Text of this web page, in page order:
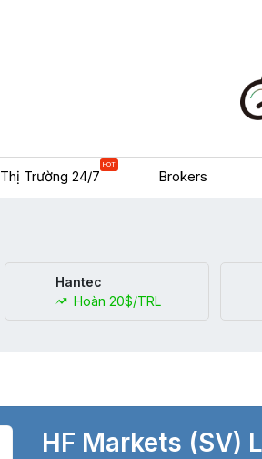
Thị Trường 24/7
HOT
Brokers
Hantec
Hoàn 20$/TRL
HF Markets (SV)